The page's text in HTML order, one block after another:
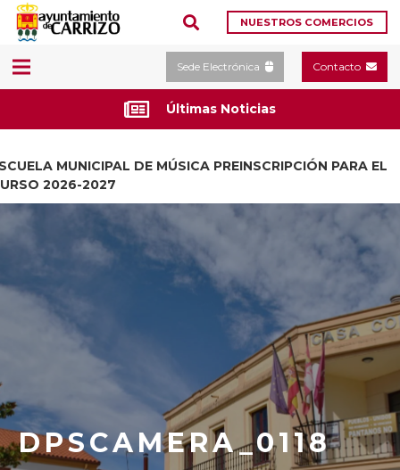
NUESTROS COMERCIOS
Sede Electrónica Contacto
Últimas Noticias
MUNICIPAL DE MÚSICA PREINSCRIPCIÓN PARA EL
2026-2027
DPSCAMERA_0118